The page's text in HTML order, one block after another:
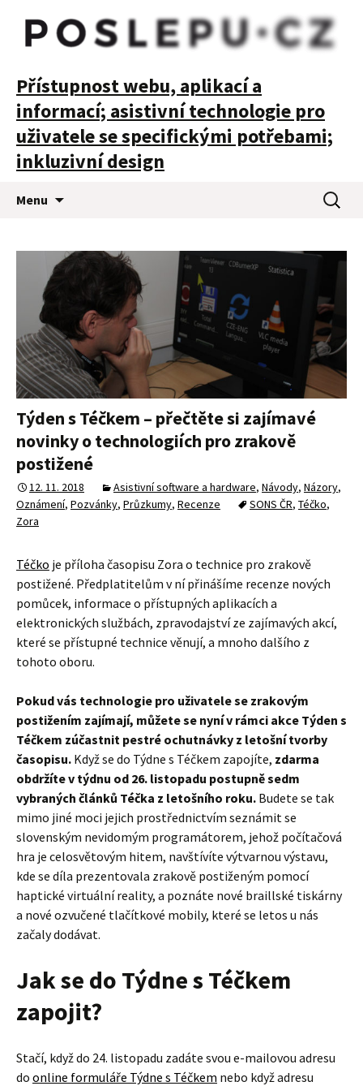
POSLEPU
Přístupnost webu, aplikací a
informací; asistivní technologie pro
uživatele se specifickými potřebami;
inkluzivní design
Menu
webu
Týden s Téčkem – přečtěte si zajímavé
novinky o technologiích pro zrakově
postižené
12. 11. 2018 Asistivní software a hardware, Návody, Názory,
Oznámení, Pozvánky, Průzkumy, Recenze SONS ČR, Téčko,
Zora
Téčko je příloha časopisu Zora o technice pro zrakově
postižené. Předplatitelům v ní přinášíme recenze nových
pomůcek, informace o přístupných aplikacích a
elektronických službách, zpravodajství ze zajímavých akcí,
které se přístupné technice věnují, a mnoho dalšího z
tohoto oboru.
Pokud vás technologie pro uživatele se zrakovým
postižením zajímají, můžete se nyní v rámci akce Týden s
Téčkem zúčastnit pestré ochutnávky z letošní tvorby
časopisu. Když se do Týdne s Téčkem zapojíte, zdarma
obdržíte v týdnu od 26. listopadu postupně sedm
vybraných článků Téčka z letošního roku. Budete se tak
mimo jiné moci jejich prostřednictvím seznámit se
slovenským nevidomým programátorem, jehož počítačová
hra je celosvětovým hitem, navštívíte výtvarnou výstavu,
kde se díla prezentovala zrakově postiženým pomocí
haptické virtuální reality, a poznáte nové braillské tiskárny
a nové ozvučené tlačítkové mobily, které se letos u nás
začaly dodávat.
Jak se do Týdne s Téčkem
zapojit?
Stačí, když do 24. listopadu zadáte svou e-mailovou adresu
do online formuláře Týdne s Téčkem nebo když adresu